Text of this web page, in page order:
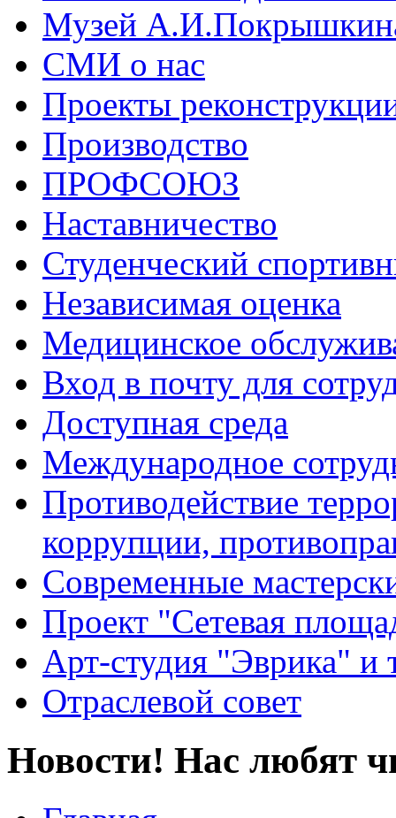
Музей
СМИ о нас
Проекты
Производство
ПРОФСОЮЗ
Наставничество
Студенческий
Независимая оценка
Медицинское
Вход в почту для
Доступная среда
Международное
Противодействие
коррупции,
Современные
Проект "Сетевая
Арт-студия "Эврика" и
Отраслевой совет
Новости! Нас любят